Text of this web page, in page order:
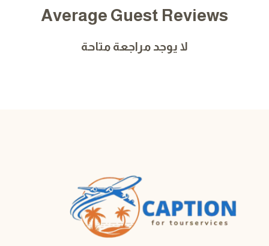
Average Guest Reviews
لا يوجد مراجعة متاحة